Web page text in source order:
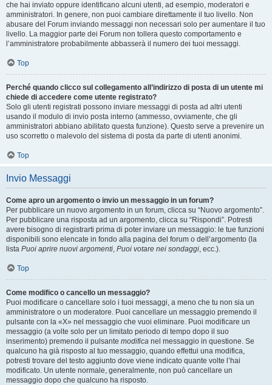
che hai inviato oppure identificano alcuni utenti, ad esempio, moderatori e
amministratori. In genere, non puoi cambiare direttamente il tuo livello. Non
abusare del Forum inviando messaggi non necessari solo per aumentare il tuo
livello. La maggior parte dei Forum non tollera questo comportamento e
l’amministratore probabilmente abbasserà il numero dei tuoi messaggi.
Top
Perché quando clicco sul collegamento all’indirizzo di posta di un utente mi
chiede di accedere come utente registrato?
Solo gli utenti registrati possono inviare messaggi di posta ad altri utenti
usando il modulo di invio posta interno (ammesso, ovviamente, che gli
amministratori abbiano abilitato questa funzione). Questo serve a prevenire un
uso scorretto o malevolo del sistema di posta da parte di utenti anonimi.
Top
Invio Messaggi
Come apro un argomento o invio un messaggio in un forum?
Per pubblicare un nuovo argomento in un forum, clicca su “Nuovo argomento”.
Per pubblicare una risposta ad un argomento, clicca su “Rispondi”. Potresti
avere bisogno di registrarti prima di poter inviare un messaggio: le tue funzioni
disponibili sono elencate in fondo alla pagina del forum o dell’argomento (la
lista Puoi aprire nuovi argomenti, Puoi votare nei sondaggi, ecc.).
Top
Come modifico o cancello un messaggio?
Puoi modificare o cancellare solo i tuoi messaggi, a meno che tu non sia un
amministratore o un moderatore. Puoi cancellare un messaggio premendo il
pulsante con la «X» nel messaggio che vuoi eliminare. Puoi modificare un
messaggio (a volte solo per un limitato periodo di tempo dopo il suo
inserimento) premendo il pulsante modifica nel messaggio in questione. Se
qualcuno ha già risposto al tuo messaggio, quando effettui una modifica,
potresti trovare del testo aggiunto dove viene indicato quante volte l’hai
modificato. Un utente normale, generalmente, non può cancellare un
messaggio dopo che qualcuno ha risposto.